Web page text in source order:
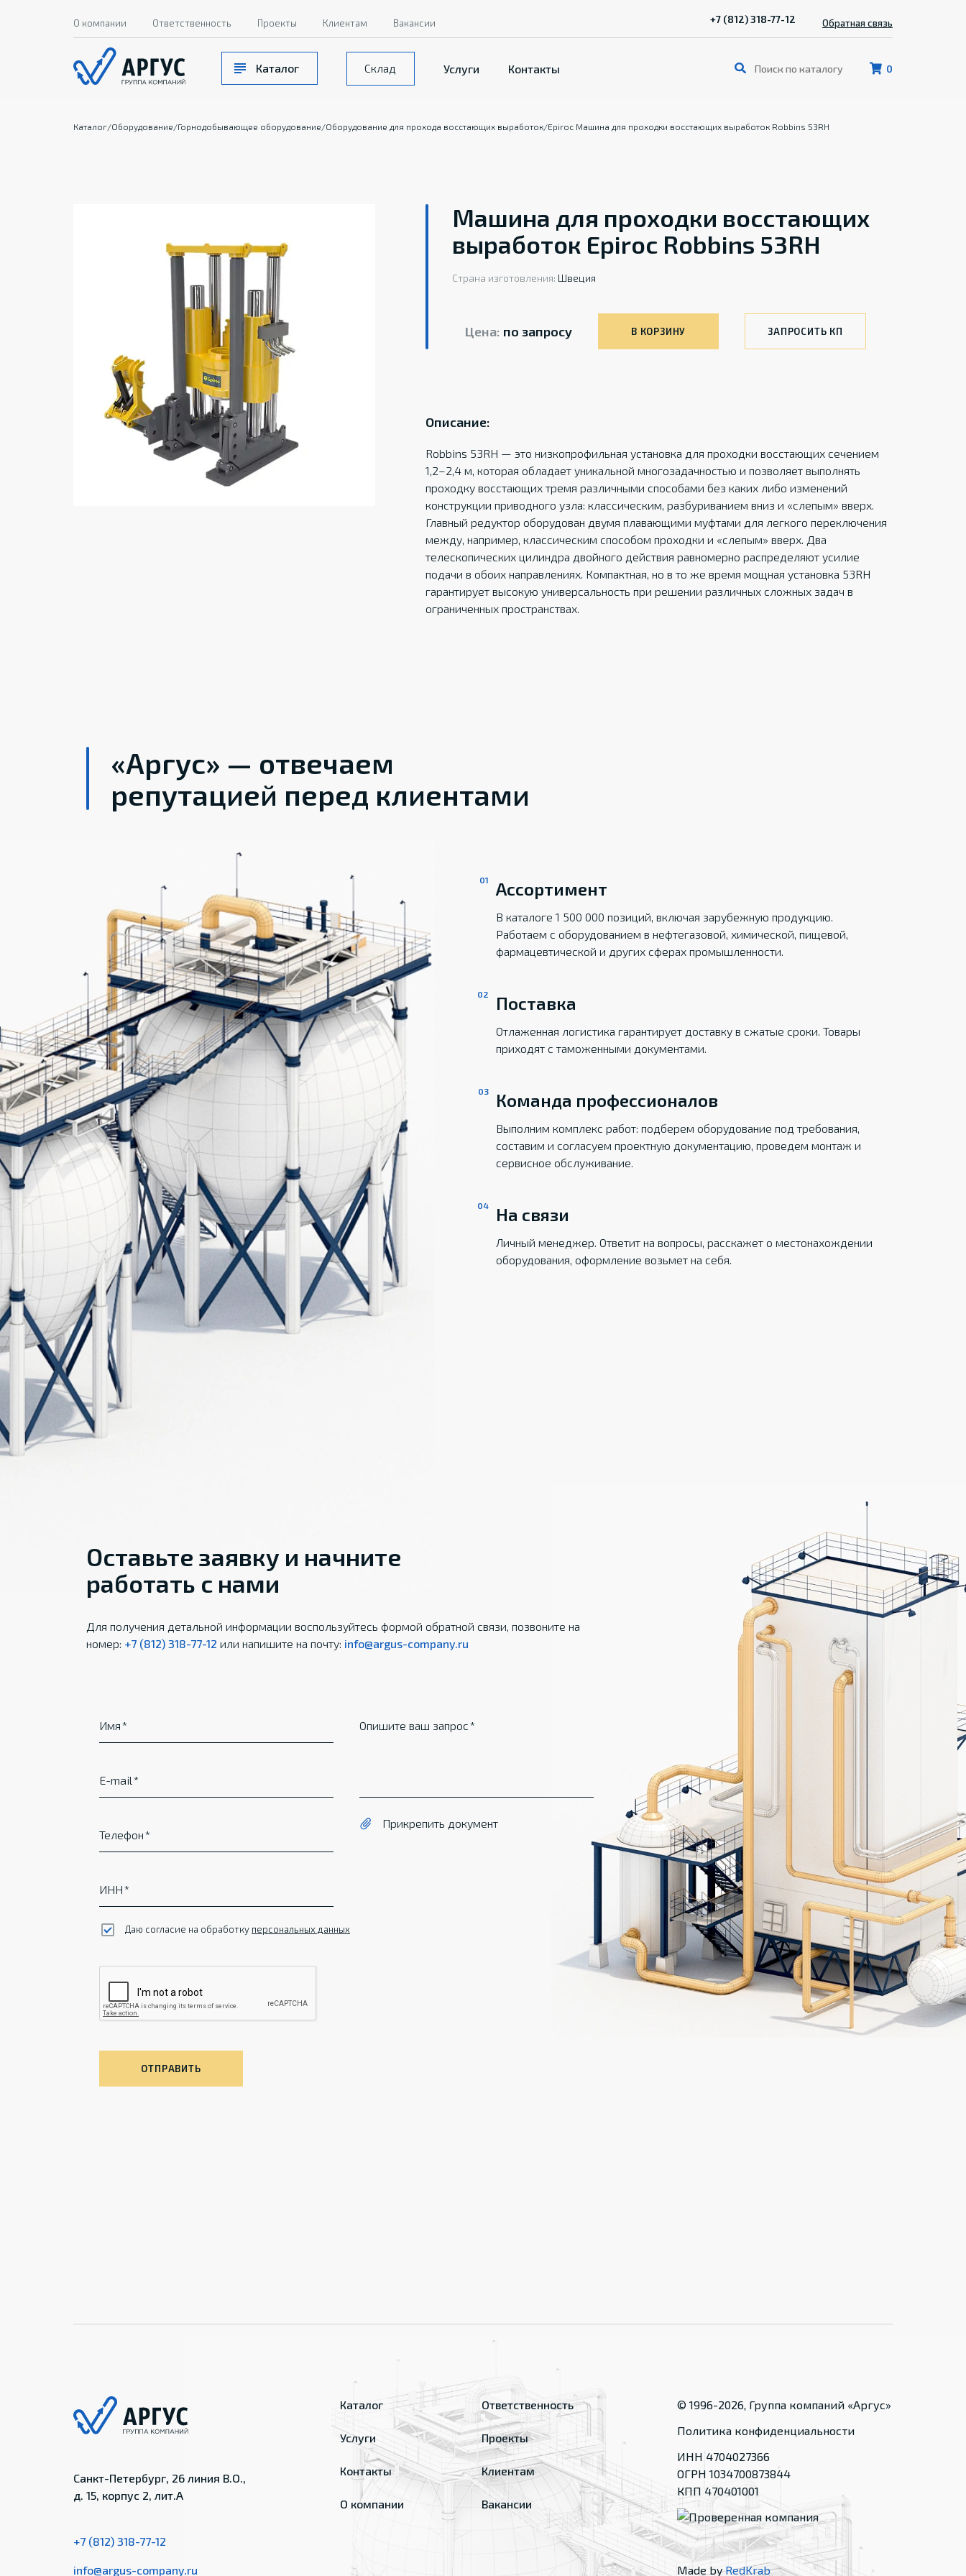
0
Каталог Склад Услуги Контакты
О компании Ответственность Проекты Клиентам Вакансии +7 (812) 318-77-12 Обратная связь
Каталог/Оборудование/Горнодобывающее оборудование/Оборудование для прохода восстающих выработок/Epiroc Машина для проходки восстающих выработок Robbins 53RH
Машина для проходки восстающих
выработок Epiroc Robbins 53RH
Страна изготовления: Швеция
Цена: по запросу В КОРЗИНУ ЗАПРОСИТЬ КП
Описание:
Robbins 53RH — это низкопрофильная установка для проходки восстающих сечением
1,2–2,4 м, которая обладает уникальной многозадачностью и позволяет выполнять
проходку восстающих тремя различными способами без каких либо изменений
конструкции приводного узла: классическим, разбуриванием вниз и «слепым» вверх.
Главный редуктор оборудован двумя плавающими муфтами для легкого переключения
между, например, классическим способом проходки и «слепым» вверх. Два
телескопических цилиндра двойного действия равномерно распределяют усилие
подачи в обоих направлениях. Компактная, но в то же время мощная установка 53RH
гарантирует высокую универсальность при решении различных сложных задач в
ограниченных пространствах.
«Аргус» — отвечаем
репутацией перед клиентами
Ассортимент
В каталоге 1 500 000 позиций, включая зарубежную продукцию.
Работаем с оборудованием в нефтегазовой, химической, пищевой,
фармацевтической и других сферах промышленности.
Поставка
Отлаженная логистика гарантирует доставку в сжатые сроки. Товары
приходят с таможенными документами.
Команда профессионалов
Выполним комплекс работ: подберем оборудование под требования,
составим и согласуем проектную документацию, проведем монтаж и
сервисное обслуживание.
На связи
Личный менеджер. Ответит на вопросы, расскажет о местонахождении
оборудования, оформление возьмет на себя.
Оставьте заявку и начните
работать с нами
Для получения детальной информации воспользуйтесь формой обратной связи, позвоните на
номер: +7 (812) 318-77-12 или напишите на почту: info@argus-company.ru
Имя
E-mail
Телефон
ИНН
Опишите ваш запрос
Прикрепить документ
Даю согласие на обработку персональных данных
ОТПРАВИТЬ
Санкт-Петербург, 26 линия В.О.,
д. 15, корпус 2, лит.А
+7 (812) 318-77-12
info@argus-company.ru
Каталог
Услуги
Контакты
О компании
Ответственность
Проекты
Клиентам
Вакансии
© 1996-2026, Группа компаний «Аргус»
Политика конфиденциальности
ИНН 4704027366
ОГРН 1034700873844
КПП 470401001
Made byRedKrab